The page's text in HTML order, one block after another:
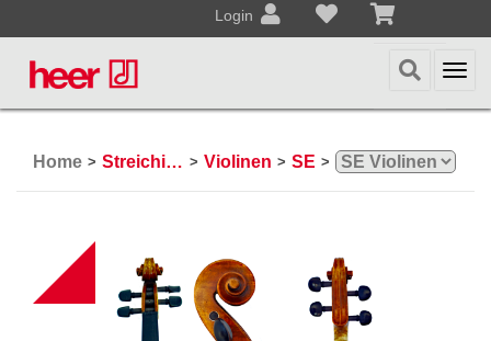
Login
Home > Streichinstrumente > Violinen > SE >